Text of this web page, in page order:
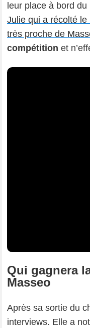
leur place à bord
Julie qui a récolté le
très proche de
compétition et
Qui gagnera
Masseo
Après sa sortie du
interviews. Elle a